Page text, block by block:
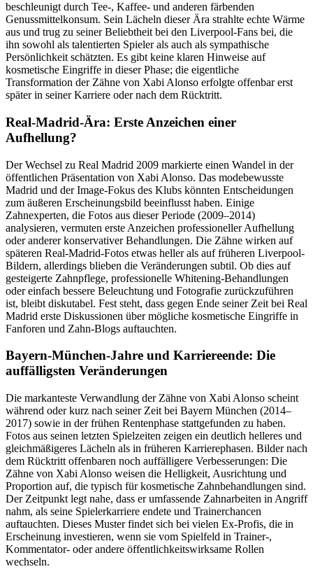
beschleunigt durch Tee-, Kaffee- und anderen färbenden
Genussmittelkonsum. Sein Lächeln dieser Ära strahlte echte Wärme
aus und trug zu seiner Beliebtheit bei den Liverpool-Fans bei, die
ihn sowohl als talentierten Spieler als auch als sympathische
Persönlichkeit schätzten. Es gibt keine klaren Hinweise auf
kosmetische Eingriffe in dieser Phase; die eigentliche
Transformation der Zähne von Xabi Alonso erfolgte offenbar erst
später in seiner Karriere oder nach dem Rücktritt.
Real-Madrid-Ära: Erste Anzeichen einer
Aufhellung?
Der Wechsel zu Real Madrid 2009 markierte einen Wandel in der
öffentlichen Präsentation von Xabi Alonso. Das modebewusste
Madrid und der Image-Fokus des Klubs könnten Entscheidungen
zum äußeren Erscheinungsbild beeinflusst haben. Einige
Zahnexperten, die Fotos aus dieser Periode (2009–2014)
analysieren, vermuten erste Anzeichen professioneller Aufhellung
oder anderer konservativer Behandlungen. Die Zähne wirken auf
späteren Real-Madrid-Fotos etwas heller als auf früheren Liverpool-
Bildern, allerdings blieben die Veränderungen subtil. Ob dies auf
gesteigerte Zahnpflege, professionelle Whitening-Behandlungen
oder einfach bessere Beleuchtung und Fotografie zurückzuführen
ist, bleibt diskutabel. Fest steht, dass gegen Ende seiner Zeit bei Real
Madrid erste Diskussionen über mögliche kosmetische Eingriffe in
Fanforen und Zahn-Blogs auftauchten.
Bayern-München-Jahre und Karriereende: Die
auffälligsten Veränderungen
Die markanteste Verwandlung der Zähne von Xabi Alonso scheint
während oder kurz nach seiner Zeit bei Bayern München (2014–
2017) sowie in der frühen Rentenphase stattgefunden zu haben.
Fotos aus seinen letzten Spielzeiten zeigen ein deutlich helleres und
gleichmäßigeres Lächeln als in früheren Karrierephasen. Bilder nach
dem Rücktritt offenbaren noch auffälligere Verbesserungen: Die
Zähne von Xabi Alonso weisen die Helligkeit, Ausrichtung und
Proportion auf, die typisch für kosmetische Zahnbehandlungen sind.
Der Zeitpunkt legt nahe, dass er umfassende Zahnarbeiten in Angriff
nahm, als seine Spielerkarriere endete und Trainerchancen
auftauchten. Dieses Muster findet sich bei vielen Ex-Profis, die in
Erscheinung investieren, wenn sie vom Spielfeld in Trainer-,
Kommentator- oder andere öffentlichkeitswirksame Rollen
wechseln.